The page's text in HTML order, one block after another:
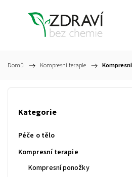
Domů / Kompresní terapie /
Kategorie
Péče o tělo
Kompresní terapie
Kompresní ponožky